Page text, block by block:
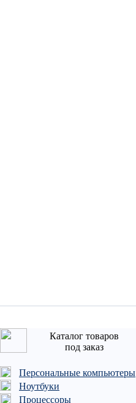
Каталог товаров
под заказ
Персональные компьютеры
Ноутбуки
Процессоры